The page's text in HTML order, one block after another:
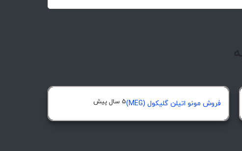
فروش مونو اتیلن گلیکول (MEG) 5 سال پیش